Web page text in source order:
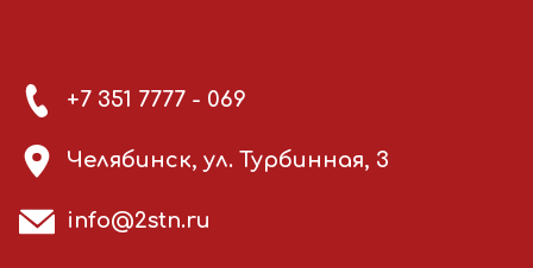
+7 351 7777 - 069
Челябинск, ул. Турбинная, 3
info@2stn.ru